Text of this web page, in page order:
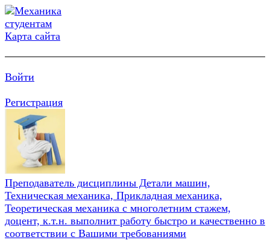
Карта сайта
Войти
Регистрация
Преподаватель дисциплины Детали машин,
Техническая механика, Прикладная механика,
Теоретическая механика с многолетним стажем,
доцент, к.т.н. выполнит работу быстро и качественно в
соответствии с Вашими требованиями